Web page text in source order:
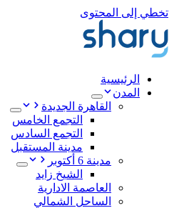
تخطي إلى المحتوى
الرئيسية
المدن
القاهرة الجديدة
التجمع الخامس
التجمع السادس
مدينة المستقبل
مدينة 6 أكتوبر
الشيخ زايد
العاصمة الادارية
الساحل الشمالي